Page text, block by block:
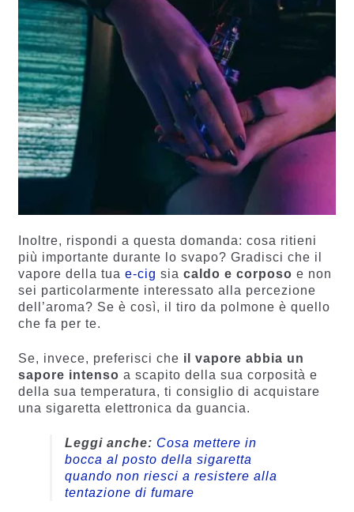
Inoltre, rispondi a questa domanda: cosa ritieni
più importante durante lo svapo? Gradisci che il
vapore della tua e-cig sia caldo e corposo e non
sei particolarmente interessato alla percezione
dell’aroma? Se è così, il tiro da polmone è quello
che fa per te.
Se, invece, preferisci che il vapore abbia un
sapore intenso a scapito della sua corposità e
della sua temperatura, ti consiglio di acquistare
una sigaretta elettronica da guancia.
Leggi anche: Cosa mettere in
bocca al posto della sigaretta
quando non riesci a resistere alla
tentazione di fumare